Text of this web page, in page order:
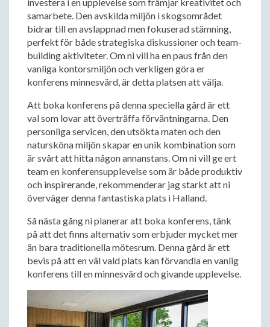
samarbete. Den avskilda miljön i skogsområdet
bidrar till en avslappnad men fokuserad stämning,
perfekt för både strategiska diskussioner och team-
building aktiviteter. Om ni vill ha en paus från den
vanliga kontorsmiljön och verkligen göra er
konferens minnesvärd, är detta platsen att välja.
Att boka konferens på denna speciella gård är ett
val som lovar att överträffa förväntningarna. Den
personliga servicen, den utsökta maten och den
natursköna miljön skapar en unik kombination som
är svårt att hitta någon annanstans. Om ni vill ge ert
team en konferensupplevelse som är både produktiv
och inspirerande, rekommenderar jag starkt att ni
överväger denna fantastiska plats i Halland.
Så nästa gång ni planerar att boka konferens, tänk
på att det finns alternativ som erbjuder mycket mer
än bara traditionella mötesrum. Denna gård är ett
bevis på att en väl vald plats kan förvandla en vanlig
konferens till en minnesvärd och givande upplevelse.